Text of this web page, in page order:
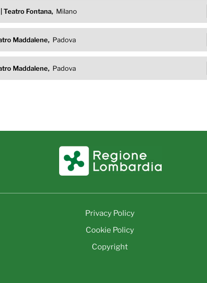
Teatro Fontana, Milano
Maddalene, Padova
Maddalene, Padova
Privacy Policy
Cookie Policy
Copyright